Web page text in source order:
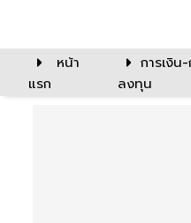
หน้า
แรก
การเงิน
ลงทุน